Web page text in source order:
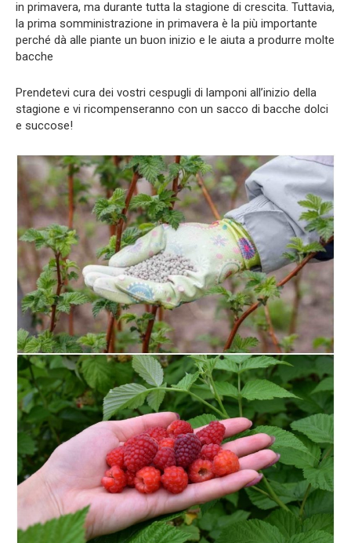
in primavera, ma durante tutta la stagione di crescita. Tuttavia,
la prima somministrazione in primavera è la più importante
perché dà alle piante un buon inizio e le aiuta a produrre molte
bacche
Prendetevi cura dei vostri cespugli di lamponi all’inizio della
stagione e vi ricompenseranno con un sacco di bacche dolci
e succose!